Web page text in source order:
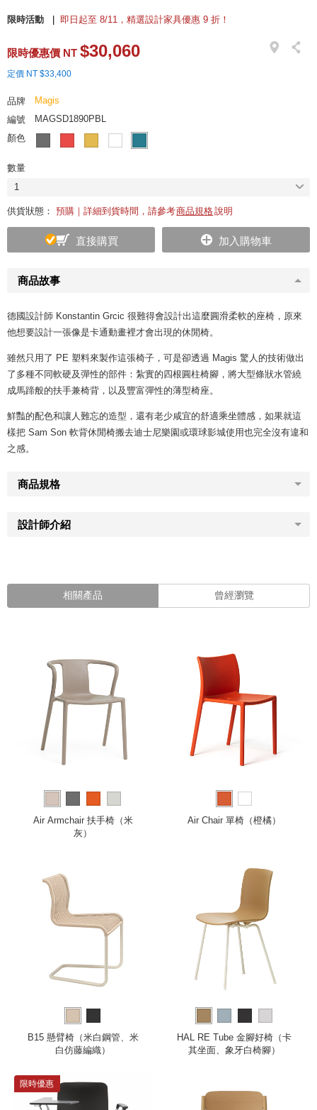
限時活動 即日起至 8/11，精選設計家具優惠 9 折！
商品故事
德國設計師 Konstantin Grcic 很難得會設計出這麼圓滑柔軟的座椅，原來
他想要設計一張像是卡通動畫裡才會出現的休閒椅。
雖然只用了 PE 塑料來製作這張椅子，可是卻透過 Magis 驚人的技術做出
了多種不同軟硬及彈性的部件：紮實的四根圓柱椅腳，將大型條狀水管繞
成馬蹄般的扶手兼椅背，以及豐富彈性的薄型椅座。
鮮豔的配色和讓人難忘的造型，還有老少咸宜的舒適乘坐體感，如果就這
樣把 Sam Son 軟背休閒椅搬去迪士尼樂園或環球影城使用也完全沒有違和
之感。
商品規格
設計師介紹
限時優惠價 NT $30,060
定價 NT $33,400
品牌
Magis
編號
MAGSD1890PBL
顏色
數量
1
供貨狀態： 預購｜詳細到貨時間，請參考商品規格說明
直接購買 加入購物車
相關產品 曾經瀏覽
Air Armchair 扶手椅（米
灰）
Air Chair 單椅（橙橘）
B15 懸臂椅（米白鋼管、米
白仿藤編織）
HAL RE Tube 金腳好椅（卡
其坐面、象牙白椅腳）
限時優惠